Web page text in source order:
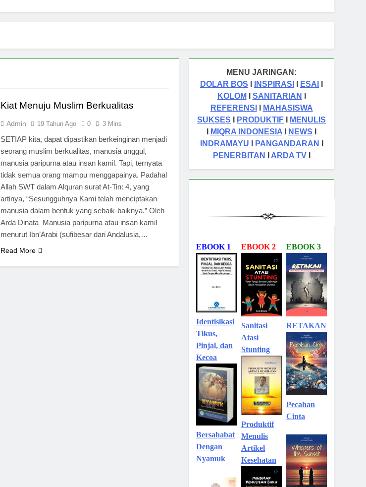
Kiat Menuju Muslim Berkualitas
Admin 19 Tahun Ago 0 3 Mins
SETIAP kita, dapat dipastikan berkeinginan menjadi
seorang muslim berkualitas, manusia unggul,
manusia paripurna atau insan kamil. Tapi, ternyata
tidak semua orang mampu menggapainya. Padahal
Allah SWT dalam Alquran surat At-Tin: 4, yang
artinya, “Sesungguhnya Kami telah menciptakan
manusia dalam bentuk yang sebaik-baiknya.” Oleh
Arda Dinata Manusia paripurna atau insan kamil
menurut Ibn’Arabi (sufibesar dari Andalusia,…
Read More
MENU JARINGAN:
DOLAR BOS
INSPIRASI ESAI
KOLOM
SANITARIAN
REFERENSI
MAHASISWA
SUKSES
PRODUKTIF
MENULIS
MIQRA INDONESIA NEWS
INDRAMAYU
PANGANDARAN
PENERBITAN
ARDA TVI
EBOOK 1
Identisikasi
Tikus,
Pinjal, dan
Kecoa
Bersahabat
Dengan
Nyamuk
EBOOK 2
Sanitasi
Atasi
Stunting
Produktif
Menulis
Artikel
Kesehatan
EBOOK 3
RETAKAN
Pecahan
Cinta